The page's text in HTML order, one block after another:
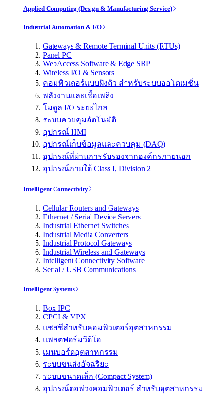
Applied Computing (Design & Manufacturing Service)
Industrial Automation & I/O
Gateways & Remote Terminal Units (RTUs)
Panel PC
WebAccess Software & Edge SRP
Wireless I/O & Sensors
คอมพิวเตอร์แบบฝังตัว สำหรับระบบออโตเมชั่น
พลังงานและเชื้อเพลิง
โมดูล I/O ระยะไกล
ระบบควบคุมอัตโนมัติ
อุปกรณ์ HMI
อุปกรณ์เก็บข้อมูลและควบคุม (DAQ)
อุปกรณ์ที่ผ่านการรับรองจากองค์กรภายนอก
อุปกรณ์ภายใต้ Class I, Division 2
Intelligent Connectivity
Cellular Routers and Gateways
Ethernet / Serial Device Servers
Industrial Ethernet Switches
Industrial Media Converters
Industrial Protocol Gateways
Industrial Wireless and Gateways
Intelligent Connectivity Software
Serial / USB Communications
Intelligent Systems
Box IPC
CPCI & VPX
แชสซีสำหรับคอมพิวเตอร์อุตสาหกรรม
แพลตฟอร์มวีดีโอ
เมนบอร์ดอุตสาหกรรม
ระบบขนส่งอัจฉริยะ
ระบบขนาดเล็ก (Compact System)
อุปกรณ์ต่อพ่วงคอมพิวเตอร์ สำหรับอุตสาหกรรม